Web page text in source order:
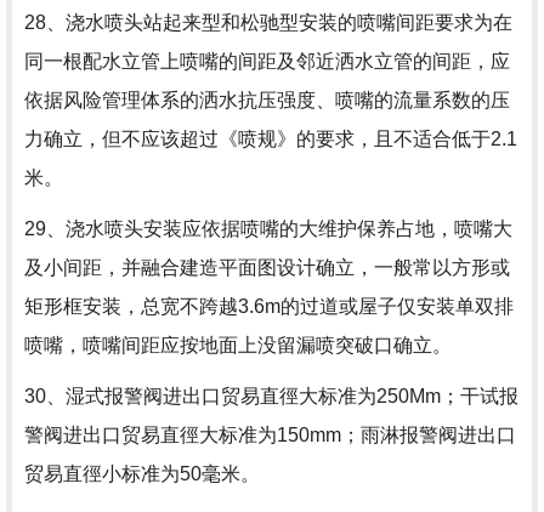
28、浇水喷头站起来型和松驰型安装的喷嘴间距要求为在
同一根配水立管上喷嘴的间距及邻近洒水立管的间距，应
依据风险管理体系的洒水抗压强度、喷嘴的流量系数的压
力确立，但不应该超过《喷规》的要求，且不适合低于2.1
米。
29、浇水喷头安装应依据喷嘴的大维护保养占地，喷嘴大
及小间距，并融合建造平面图设计确立，一般常以方形或
矩形框安装，总宽不跨越3.6m的过道或屋子仅安装单双排
喷嘴，喷嘴间距应按地面上没留漏喷突破口确立。
30、湿式报警阀进出口贸易直徑大标准为250Mm；干试报
警阀进出口贸易直徑大标准为150mm；雨淋报警阀进出口
贸易直徑小标准为50毫米。